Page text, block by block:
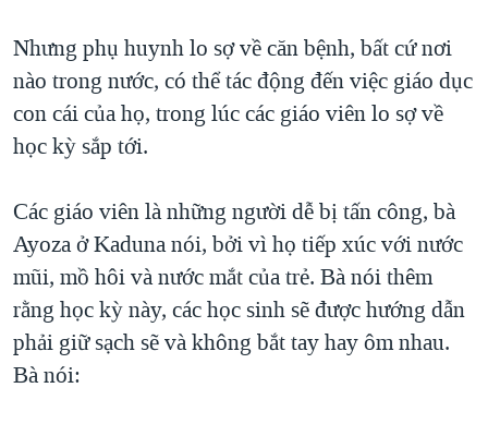
Nhưng phụ huynh lo sợ về căn bệnh, bất cứ nơi
nào trong nước, có thể tác động đến việc giáo dục
con cái của họ, trong lúc các giáo viên lo sợ về
học kỳ sắp tới.
Các giáo viên là những người dễ bị tấn công, bà
Ayoza ở Kaduna nói, bởi vì họ tiếp xúc với nước
mũi, mồ hôi và nước mắt của trẻ. Bà nói thêm
rằng học kỳ này, các học sinh sẽ được hướng dẫn
phải giữ sạch sẽ và không bắt tay hay ôm nhau.
Bà nói: